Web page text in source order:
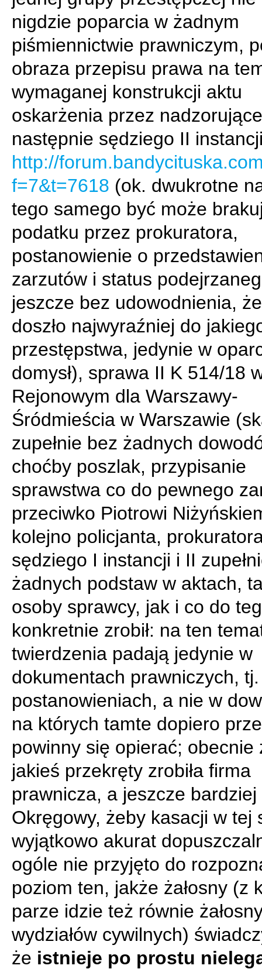
nigdzie poparcia w żadnym
piśmiennictwie prawniczym,
obraza przepisu prawa na
wymaganej konstrukcji aktu
oskarżenia przez
następnie sędziego II
http://
f=7&t=7618 (ok. dwukrotne
tego samego być może
podatku przez prokuratora,
postanowienie o
zarzutów i status
jeszcze bez udowodnienia,
doszło najwyraźniej do
przestępstwa, jedynie w
domysł), sprawa II K 514/18
Rejonowym dla Warszawy-
Śródmieścia w Warszawie
zupełnie bez żadnych
choćby poszlak, przypisanie
sprawstwa co do pewnego
przeciwko Piotrowi
kolejno policjanta,
sędziego I instancji i II
żadnych podstaw w aktach,
osoby sprawcy, jak i co do
konkretnie zrobił: na ten
twierdzenia padają jedynie w
dokumentach prawniczych,
postanowieniach, a nie w
na których tamte dopiero
powinny się opierać; obecnie
jakieś przekręty zrobiła firma
prawnicza, a jeszcze bardziej
Okręgowy, żeby kasacji w tej
wyjątkowo akurat
ogóle nie przyjęto do
poziom ten, jakże żałosny (z
parze idzie też równie
wydziałów cywilnych)
że istnieje po prostu